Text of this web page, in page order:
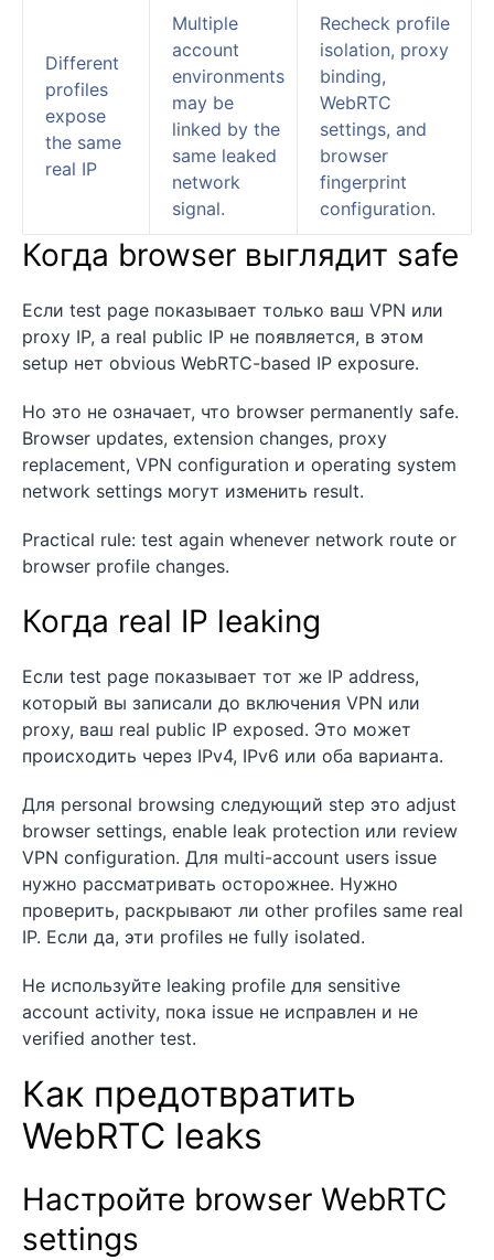
Different
profiles
expose
the same
real IP
Multiple
account
environments
may be
linked by the
same leaked
network
signal.
Recheck profile
isolation, proxy
binding,
WebRTC
settings, and
browser
fingerprint
configuration.
Когда browser выглядит safe
Если test page показывает только ваш VPN или
proxy IP, а real public IP не появляется, в этом
setup нет obvious WebRTC-based IP exposure.
Но это не означает, что browser permanently safe.
Browser updates, extension changes, proxy
replacement, VPN configuration и operating system
network settings могут изменить result.
Practical rule: test again whenever network route or
browser profile changes.
Когда real IP leaking
Если test page показывает тот же IP address,
который вы записали до включения VPN или
proxy, ваш real public IP exposed. Это может
происходить через IPv4, IPv6 или оба варианта.
Для personal browsing следующий step это adjust
browser settings, enable leak protection или review
VPN configuration. Для multi-account users issue
нужно рассматривать осторожнее. Нужно
проверить, раскрывают ли other profiles same real
IP. Если да, эти profiles не fully isolated.
Не используйте leaking profile для sensitive
account activity, пока issue не исправлен и не
verified another test.
Как предотвратить
WebRTC leaks
Настройте browser WebRTC
settings